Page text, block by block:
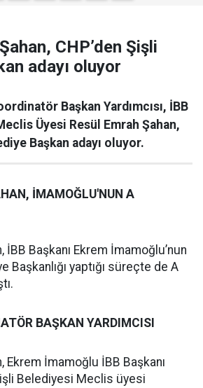
CHP’den Şişli
adayı oluyor
Başkan Yardımcısı, İBB
Üyesi Resül Emrah Şahan,
Başkan adayı oluyor.
İMAMOĞLU'NUN A
İBB Başkanı Ekrem İmamoğlu’nun
Başkanlığı yaptığı süreçte de A
BAŞKAN YARDIMCISI
Ekrem İmamoğlu İBB Başkanı
Belediyesi Meclis üyesi